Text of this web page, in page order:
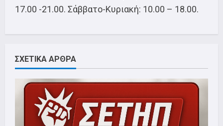
17.00 -21.00. Σάββατο-Κυριακή: 10.00 – 18.00.
ΣΧΕΤΙΚΑ ΑΡΘΡΑ